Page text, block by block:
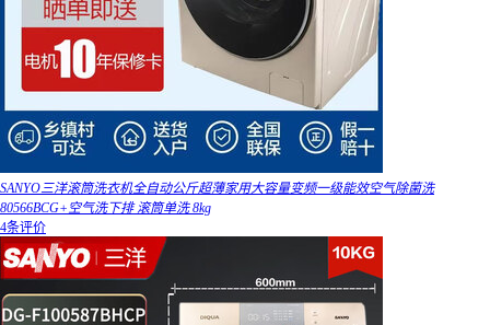
SANYO三洋滚筒洗衣机全自动公斤超薄家用大容量变频一级能效空气除菌洗
80566BCG+空气洗下排 滚筒单洗 8kg
4条评价